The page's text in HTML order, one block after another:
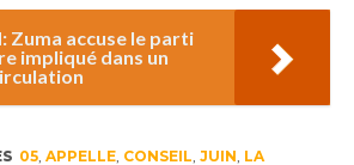
Zuma accuse le parti
impliqué dans un
05, APPELLE, CONSEIL JUIN LA